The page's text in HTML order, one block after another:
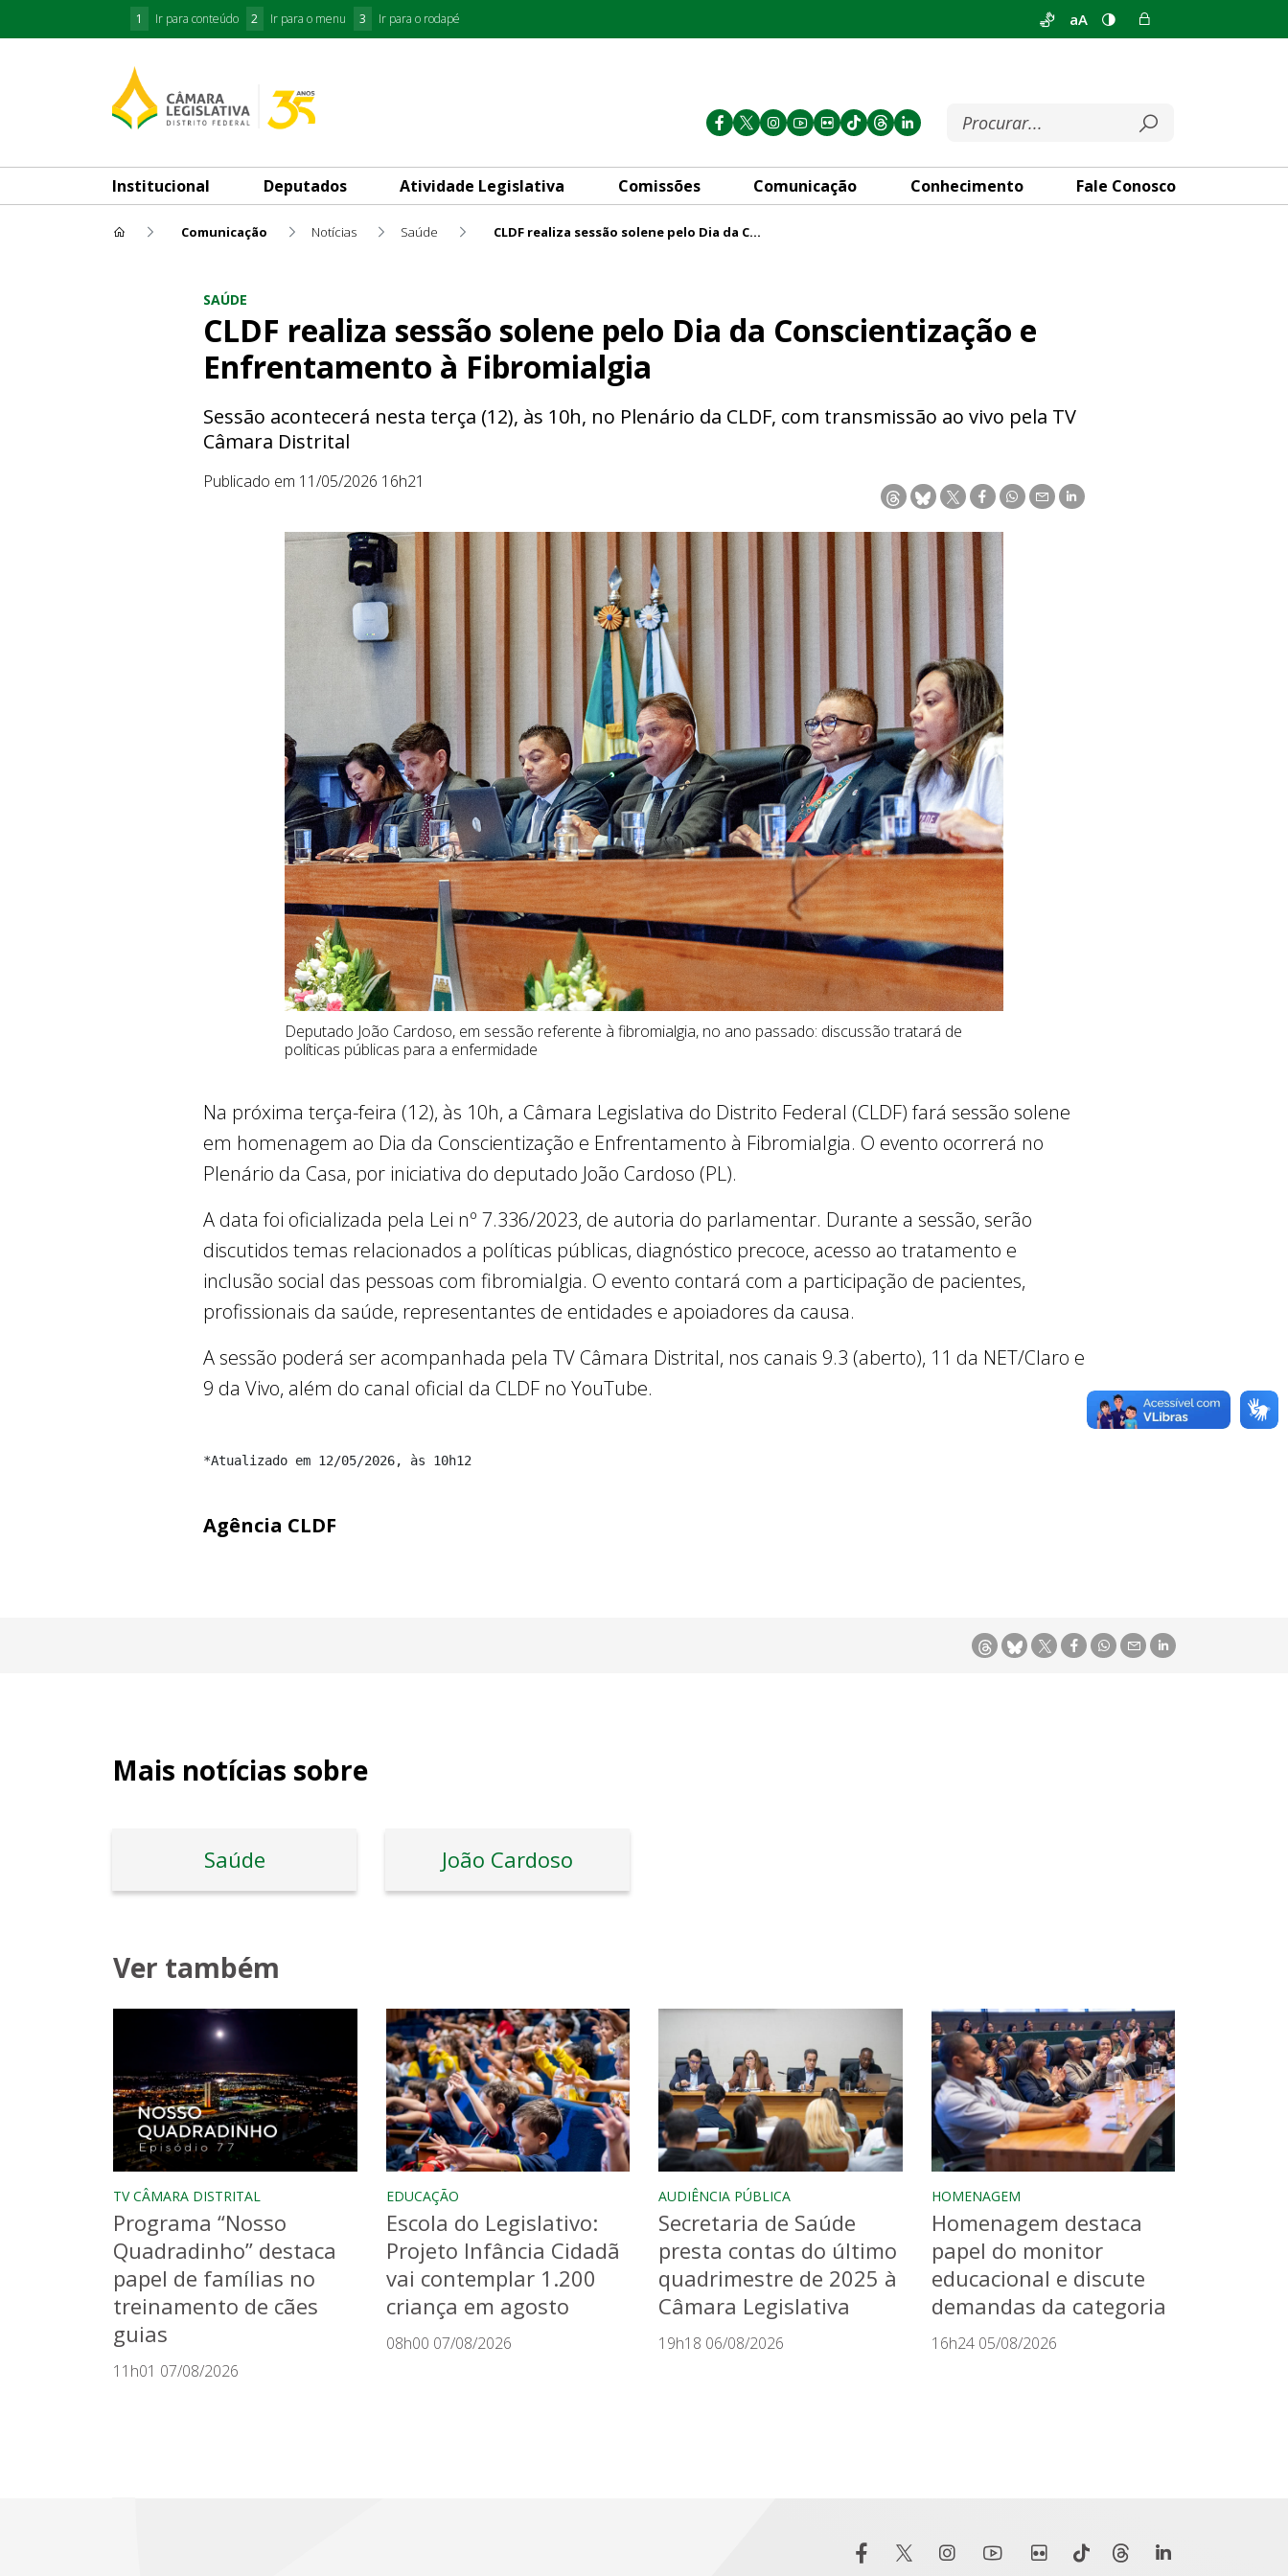
1 Ir para conteúdo 2 Ir para o menu 3 Ir para o rodapé aA
Institucional Deputados Atividade Legislativa Comissões Comunicação Conhecimento Fale Conosco
Comunicação Notícias Saúde CLDF realiza sessão solene pelo Dia da Conscientização e Enfrentamento à Fibromialgia
SAÚDE
CLDF realiza sessão solene pelo Dia da Conscientização e
Enfrentamento à Fibromialgia
Sessão acontecerá nesta terça (12), às 10h, no Plenário da CLDF, com transmissão ao vivo pela TV
Câmara Distrital
Publicado em 11/05/2026 16h21
Deputado João Cardoso, em sessão referente à fibromialgia, no ano passado: discussão tratará de
políticas públicas para a enfermidade
Na próxima terça-feira (12), às 10h, a Câmara Legislativa do Distrito Federal (CLDF) fará sessão solene
em homenagem ao Dia da Conscientização e Enfrentamento à Fibromialgia. O evento ocorrerá no
Plenário da Casa, por iniciativa do deputado João Cardoso (PL).
A data foi oficializada pela Lei nº 7.336/2023, de autoria do parlamentar. Durante a sessão, serão
discutidos temas relacionados a políticas públicas, diagnóstico precoce, acesso ao tratamento e
inclusão social das pessoas com fibromialgia. O evento contará com a participação de pacientes,
profissionais da saúde, representantes de entidades e apoiadores da causa.
A sessão poderá ser acompanhada pela TV Câmara Distrital, nos canais 9.3 (aberto), 11 da NET/Claro e
9 da Vivo, além do canal oficial da CLDF no YouTube.
*Atualizado em 12/05/2026, às 10h12
Agência CLDF
Mais notícias sobre
Saúde João Cardoso
Ver também
TV CÂMARA DISTRITAL
Programa “Nosso
Quadradinho” destaca
papel de famílias no
treinamento de cães
guias
11h01 07/08/2026
EDUCAÇÃO
Escola do Legislativo:
Projeto Infância Cidadã
vai contemplar 1.200
criança em agosto
08h00 07/08/2026
AUDIÊNCIA PÚBLICA
Secretaria de Saúde
presta contas do último
quadrimestre de 2025 à
Câmara Legislativa
19h18 06/08/2026
HOMENAGEM
Homenagem destaca
papel do monitor
educacional e discute
demandas da categoria
16h24 05/08/2026